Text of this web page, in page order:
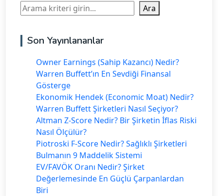
Ara Ara
Son Yayınlananlar
Owner Earnings (Sahip Kazancı) Nedir?
Warren Buffett’ın En Sevdiği Finansal
Gösterge
Ekonomik Hendek (Economic Moat) Nedir?
Warren Buffett Şirketleri Nasıl Seçiyor?
Altman Z-Score Nedir? Bir Şirketin İflas Riski
Nasıl Ölçülür?
Piotroski F-Score Nedir? Sağlıklı Şirketleri
Bulmanın 9 Maddelik Sistemi
EV/FAVÖK Oranı Nedir? Şirket
Değerlemesinde En Güçlü Çarpanlardan
Biri